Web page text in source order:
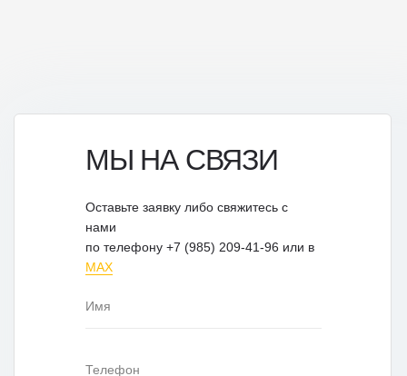
Оставьте заявку либо свяжитесь с
нами
по телефону +7 (985) 209-41-96 или в
MAX
МЫ НА СВЯЗИ